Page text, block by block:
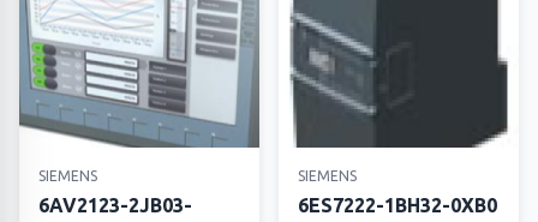
SIEMENS
6AV2123-2JB03-
SIEMENS
6ES7222-1BH32-0XB0